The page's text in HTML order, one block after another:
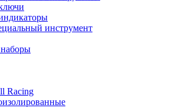
инструмент
Racing